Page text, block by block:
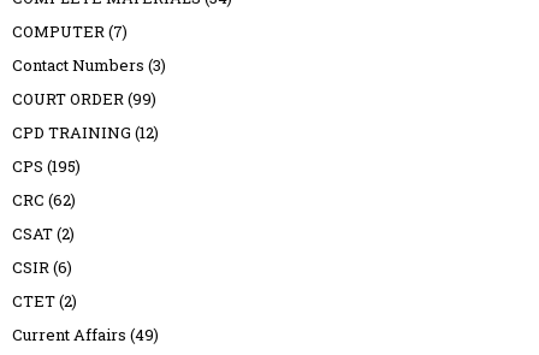
COMPUTER(7)
Contact Numbers (3)
COURT ORDER(99)
CPD TRAINING (12)
CPS (195)
CRC (62)
CSAT(2)
CSIR(6)
CTET(2)
Current Affairs (49)